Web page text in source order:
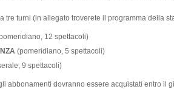
tre turni (in allegato troverete il programma della
12 spettacoli)
(pomeridiano, 5 spettacoli)
9 spettacoli)
abbonamenti dovranno essere acquistati entro il